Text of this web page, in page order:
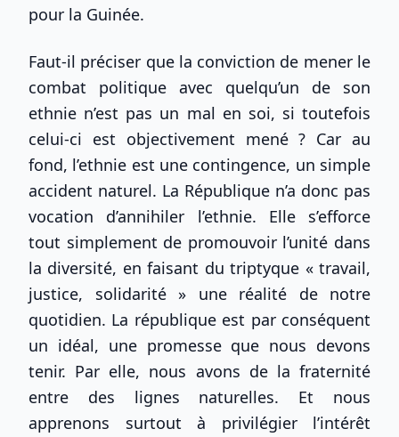
pour la Guinée.
Faut-il préciser que la conviction de mener le
combat politique avec quelqu’un de son
ethnie n’est pas un mal en soi, si toutefois
celui-ci est objectivement mené ? Car au
fond, l’ethnie est une contingence, un simple
accident naturel. La République n’a donc pas
vocation d’annihiler l’ethnie. Elle s’efforce
tout simplement de promouvoir l’unité dans
la diversité, en faisant du triptyque « travail,
justice, solidarité » une réalité de notre
quotidien. La république est par conséquent
un idéal, une promesse que nous devons
tenir. Par elle, nous avons de la fraternité
entre des lignes naturelles. Et nous
apprenons surtout à privilégier l’intérêt